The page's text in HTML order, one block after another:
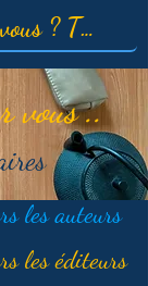
vous ..
les auteurs
les éditeurs